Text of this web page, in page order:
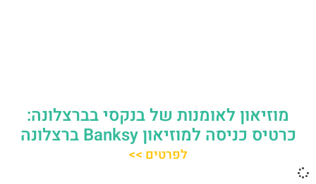
מוזיאון לאומנות של בנקסי בברצלונה:
כרטיס כניסה למוזיאון Banksy ברצלונה
לפרטים >>